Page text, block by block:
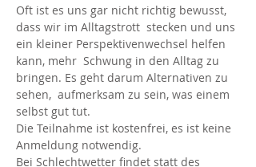
Oft ist es uns gar nicht richtig bewusst,
dass wir im Alltagstrott  stecken und uns
ein kleiner Perspektivenwechsel helfen
kann, mehr  Schwung in den Alltag zu
bringen. Es geht darum Alternativen zu
sehen,  aufmerksam zu sein, was einem
selbst gut tut.
Die Teilnahme ist kostenfrei, es ist keine
Anmeldung notwendig.
Bei Schlechtwetter findet statt des